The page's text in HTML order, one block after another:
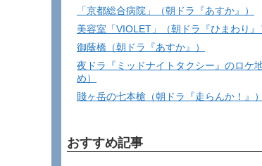
「京都総合病院」（朝ドラ『あすか』）
美容室「VIOLET」（朝ドラ『ひまわり』
御蔭橋（朝ドラ『あすか』）
夜ドラ『ミッドナイトタクシー』のロケ
め）
賤ヶ岳の七本槍（朝ドラ『走らんか！』）
おすすめ記事